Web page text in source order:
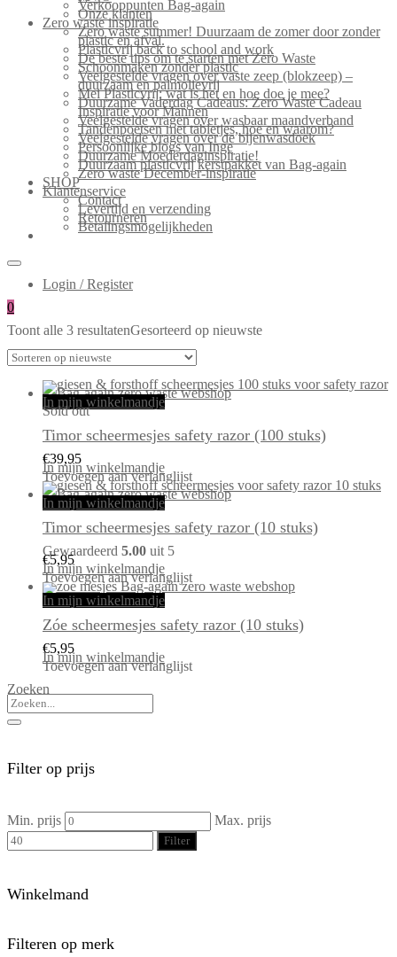
Verkooppunten Bag-again
Onze klanten
Zero waste inspiratie
Zero waste summer! Duurzaam de zomer door zonder
plastic en afval.
Plasticvrij back to school and work
De beste tips om te starten met Zero Waste
Schoonmaken zonder plastic
Veelgestelde vragen over vaste zeep (blokzeep) –
duurzaam en palmolievrij
Mei Plasticvrij: wat is het en hoe doe je mee?
Duurzame Vaderdag Cadeaus: Zero Waste Cadeau
Inspiratie voor Mannen
Veelgestelde vragen over wasbaar maandverband
Tandenpoetsen met tabletjes, hoe en waarom?
Veelgestelde vragen over de bijenwasdoek
Persoonlijke blogs van Inge
Duurzame Moederdaginspiratie!
Duurzaam plasticvrij kerstpakket van Bag-again
Zero waste December-inspiratie
SHOP
Klantenservice
Contact
Levertijd en verzending
Retourneren
Betalingsmogelijkheden
Login / Register
0
Toont alle 3 resultatenGesorteerd op nieuwste
In mijn winkelmandje
Sold out
Timor scheermesjes safety razor (100 stuks)
€39,95
In mijn winkelmandje
Toevoegen aan verlanglijst
In mijn winkelmandje
Timor scheermesjes safety razor (10 stuks)
Gewaardeerd 5.00 uit 5
€5,95
In mijn winkelmandje
Toevoegen aan verlanglijst
In mijn winkelmandje
Zóe scheermesjes safety razor (10 stuks)
€5,95
In mijn winkelmandje
Toevoegen aan verlanglijst
Zoeken
Filter op prijs
Min. prijs Max. prijs
Filter
Winkelmand
Filteren op merk